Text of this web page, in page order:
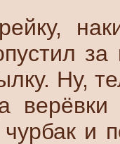
за
Ну,
чурбак и